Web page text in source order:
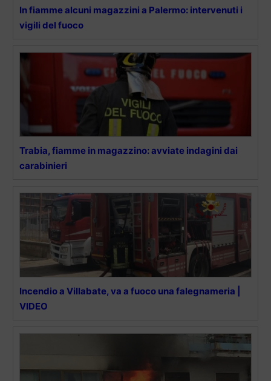
In fiamme alcuni magazzini a Palermo: intervenuti i
vigili del fuoco
Trabia, fiamme in magazzino: avviate indagini dai
carabinieri
Incendio a Villabate, va a fuoco una falegnameria |
VIDEO